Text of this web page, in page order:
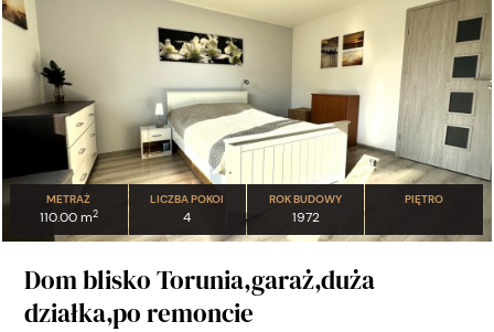
METRAŻ
110.00 m2
LICZBA POKOI
4
ROK BUDOWY
1972
PIĘTRO
Dom blisko Torunia,garaż,duża
działka,po remoncie